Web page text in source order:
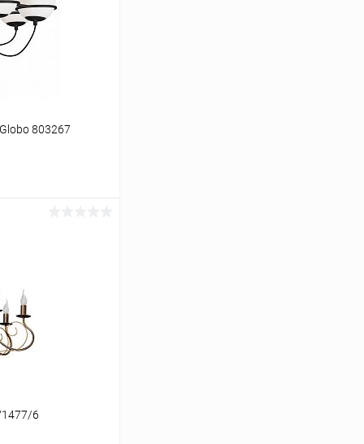
803267
В наличии
6